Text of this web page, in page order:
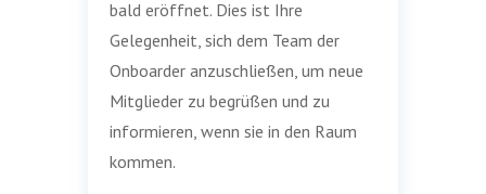
bald eröffnet. Dies ist Ihre
Gelegenheit, sich dem Team der
Onboarder anzuschließen, um neue
Mitglieder zu begrüßen und zu
informieren, wenn sie in den Raum
kommen.